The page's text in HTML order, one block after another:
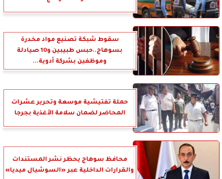
سقوط شبكة تصنيع مواد مخدرة
بسوهاج..حبس طبيبين و10 صيادلة
وموظفين بشركة أدوية...
حملة تفتيشية موسعة وتحرير عشرات
المحاضر لضمان سلامة الأغذية بجرجا
محافظ سوهاج يحظر نشر المستندات
والقرارات الداخلية عبر «السوشيال ميديا»